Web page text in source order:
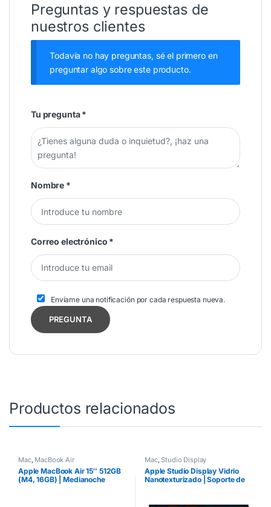
Preguntas y respuestas de
nuestros clientes
Todavía no hay preguntas, sé el primero en
preguntar algo sobre este producto.
Tu pregunta*
Nombre *
Correo electrónico *
Envíame una notificación por cada respuesta nueva.
Productos relacionados
Mac, MacBook Air
Apple MacBook Air 15″ 512GB
(M4, 16GB) | Medianoche
Mac,Studio Display
Apple Studio Display Vidrio
Nanotexturizado | Soporte de